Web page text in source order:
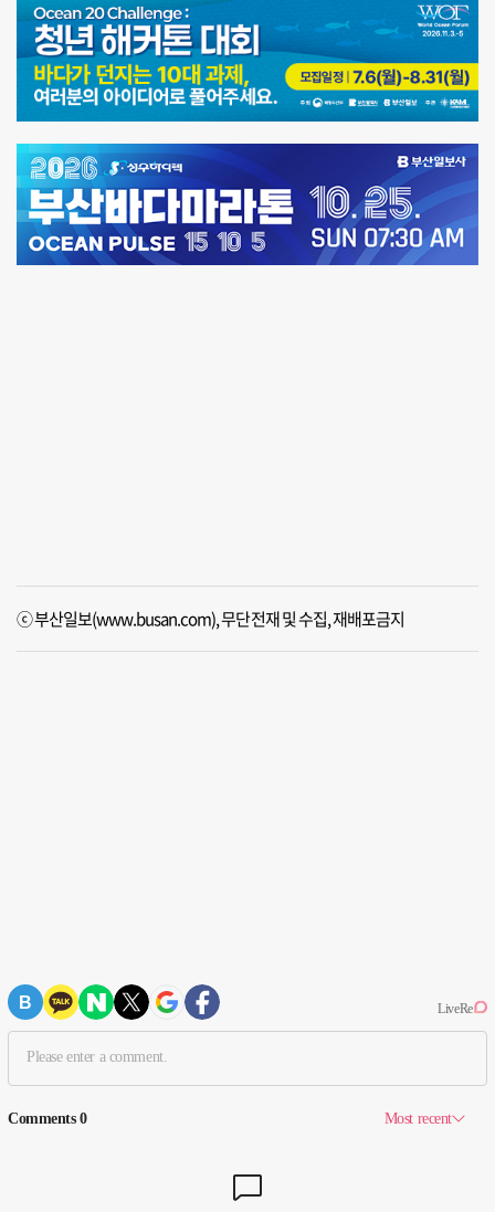
ⓒ 부산일보(www.busan.com), 무단전재 및 수집, 재배포금지